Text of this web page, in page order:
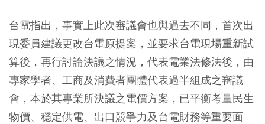
台電指出，事實上此次審議會也與過去不同，首次出
現委員建議更改台電原提案，並要求台電現場重新試
算後，再行討論決議之情況，代表電業法修法後，由
專家學者、工商及消費者團體代表過半組成之審議
會，本於其專業所決議之電價方案，已平衡考量民生
物價、穩定供電、出口競爭力及台電財務等重要面